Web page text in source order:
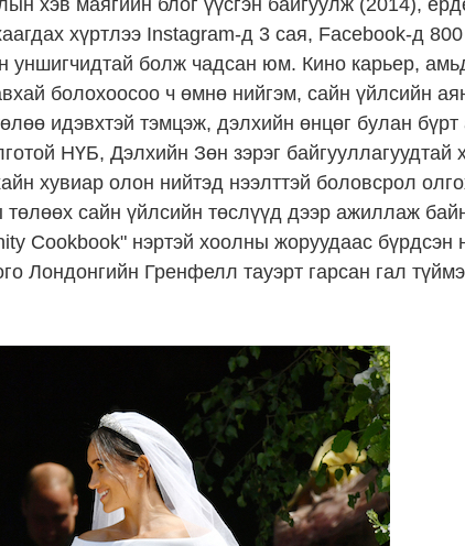
хэв маягийн блог үүсгэн байгуулж (2014),
хүртлээ Instagram-д 3 сая, Facebook-д
уншигчидтай болж чадсан юм. Кино карьер,
болохоосоо ч өмнө нийгэм, сайн үйлсийн
идэвхтэй тэмцэж, дэлхийн өнцөг булан
НҮБ, Дэлхийн Зөн зэрэг
хувиар олон нийтэд нээлттэй боловсрол
төлөөх сайн үйлсийн төслүүд дээр ажиллаж
Cookbook" нэртэй хоолны жоруудаас бүрдсэн
Лондонгийн Гренфелл тауэрт гарсан гал